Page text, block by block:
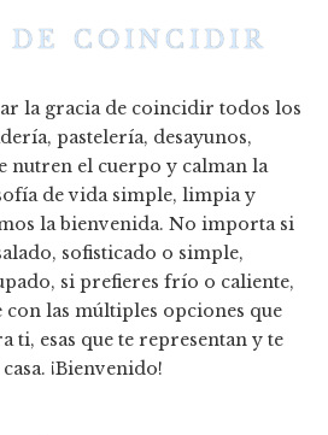
DE COINCIDIR
la gracia de coincidir todos los
pastelería, desayunos,
nutren el cuerpo y calman la
de vida simple, limpia y
la bienvenida. No importa si
sofisticado o simple,
si prefieres frío o caliente,
las múltiples opciones que
ti, esas que te representan y te
¡Bienvenido!